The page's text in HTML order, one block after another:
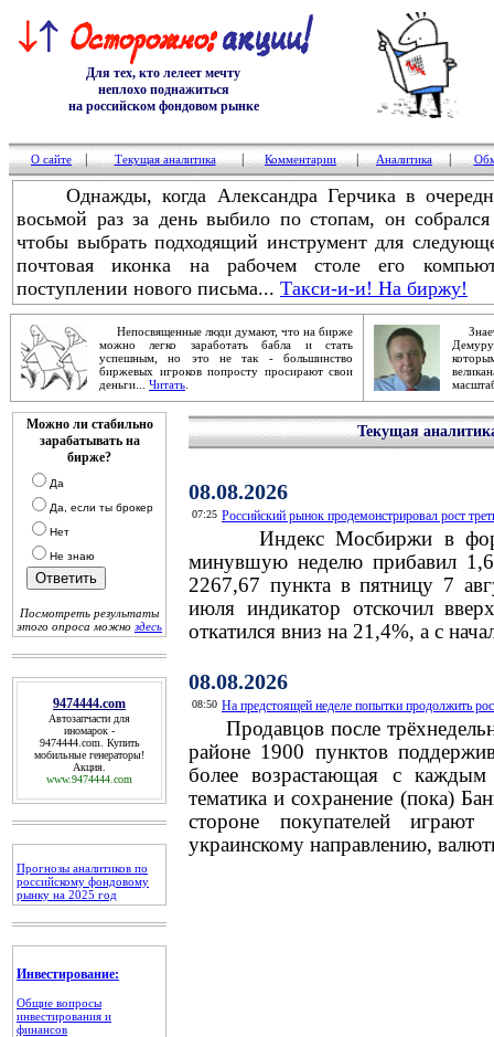
Для тех, кто лелеет мечту
неплохо поднажиться
на российском фондовом рынке
О сайте Текущая аналитика Комментарии Аналитика
Однажды, когда Александра Герчика в
восьмой раз за день выбило по стопам, он
чтобы выбрать подходящий инструмент для
почтовая иконка на рабочем столе его
поступлении нового письма... Такси-и-и! На биржу!
Непосвященные люди думают, что на бирже
можно легко заработать бабла и стать
успешным, но это не так - большинство
биржевых игроков попросту просирают свои
деньги... Читать
Можно ли стабильно
зарабатывать на
бирже?
Да
Да, если ты брокер
Нет
Не знаю
Посмотреть результаты
этого опроса можно здесь
9474444.com
Автозапчасти для
иномарок -
9474444.com . Купить
мобильные генераторы!
Акция.
www.9474444.com
Прогнозы аналитиков по
российскому фондовому
рынку на 2025 год
Инвестирование:
Общие вопросы
инвестирования и
финансов
Текущая
08.08.2026
07:25 Российский рынок продемонстрировал рост
Индекс Мосбиржи в
минувшую неделю прибавил
2267,67 пункта в пятницу 7
июля индикатор отскочил
откатился вниз на 21,4%, а с
08.08.2026
08:50 На предстоящей неделе попытки продолжить
Продавцов после
районе 1900 пунктов
более возрастающая с
тематика и сохранение (пока)
стороне покупателей
украинскому направлению,